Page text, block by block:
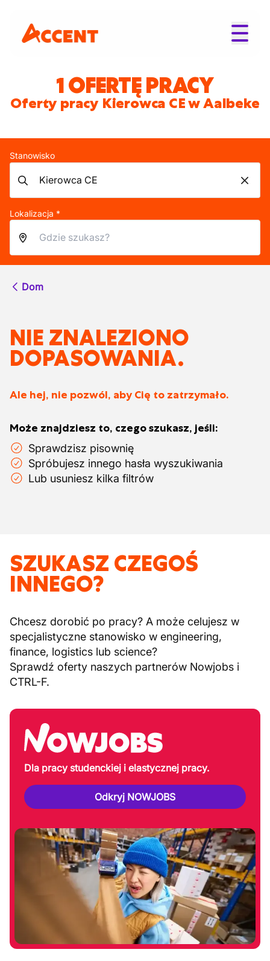
1 OFERTĘ PRACY
Oferty pracy Kierowca CE w Aalbeke
Stanowisko
Lokalizacja *
Dom
NIE ZNALEZIONO
DOPASOWANIA.
Ale hej, nie pozwól, aby Cię to zatrzymało.
Może znajdziesz to, czego szukasz, jeśli:
Sprawdzisz pisownię
Spróbujesz innego hasła wyszukiwania
Lub usuniesz kilka filtrów
SZUKASZ CZEGOŚ
INNEGO?
Chcesz dorobić po pracy? A może celujesz w
specjalistyczne stanowisko w engineering,
finance, logistics lub science?
Sprawdź oferty naszych partnerów Nowjobs i
CTRL-F.
Dla pracy studenckiej i elastycznej pracy.
Odkryj NOWJOBS